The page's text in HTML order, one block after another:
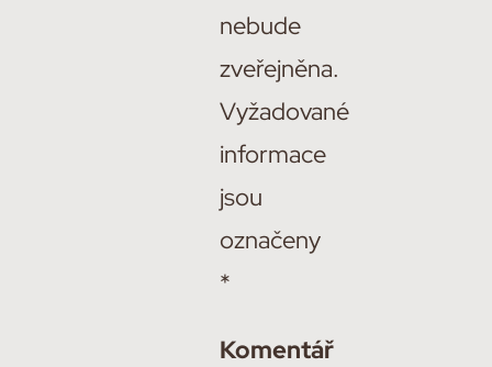
nebude
zveřejněna.
Vyžadované
informace
jsou
označeny
*
Komentář